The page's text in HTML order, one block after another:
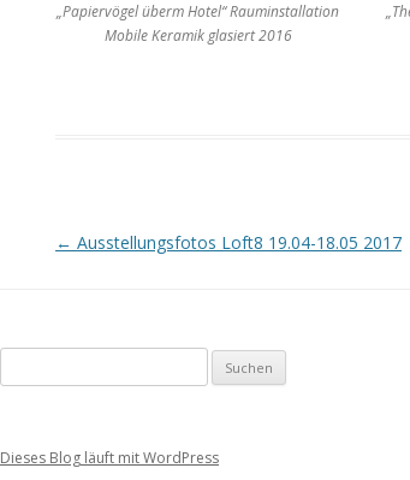
„Papiervögel überm Hotel“ Rauminstallation
Mobile Keramik glasiert 2016
Artikel-Navigation
← Ausstellungsfotos Loft8 19.04-18.05 2017
Dieses Blog läuft mit WordPress